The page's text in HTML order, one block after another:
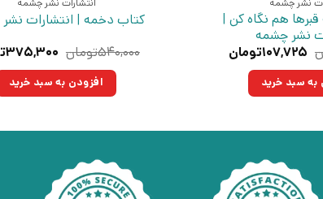
هم نگاه کن |
نشر چشمه
قیمت
۱۵۵,۰۰۰تومان
بود.
۱۰۷,۷۲۵تومانقیمت
به سبد خرید
کتاب دخمه | انتشارات
۵۴۰,۰۰۰تومان قیمت
بود.
۳۷۵,۳۰۰
افزودن به سبد خرید